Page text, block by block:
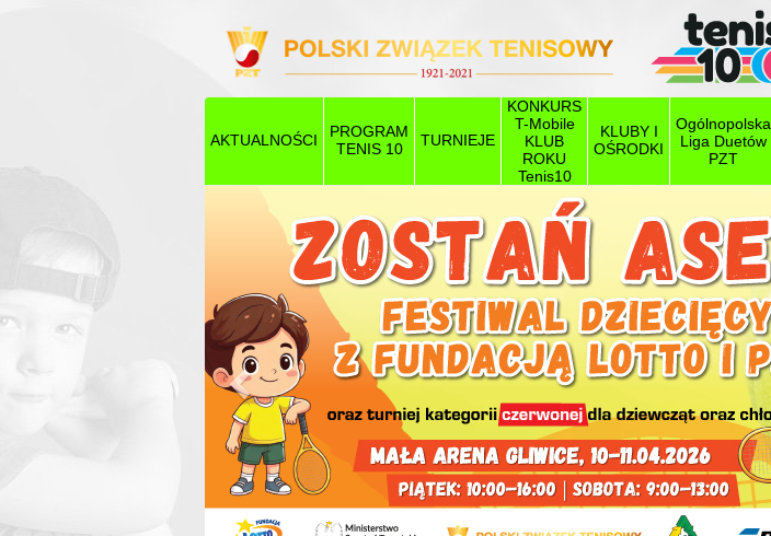
AKTUALNOŚCI
PROGRAM
TENIS 10
TURNIEJE
KONKURS
T-Mobile
KLUB
ROKU
Tenis10
KLUBY I
OŚRODKI
Ogólnopolska
Liga Duetów
PZT
Poprzedni